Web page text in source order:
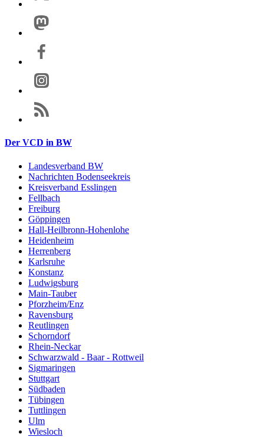
Der VCD in BW
Landesverband BW
Nachrichten Bodenseekreis
Kreisverband Esslingen
Fellbach
Freiburg
Göppingen
Hall-Heilbronn-Hohenlohe
Heidenheim
Herrenberg
Karlsruhe
Konstanz
Ludwigsburg
Main-Tauber
Pforzheim/Enz
Ravensburg
Reutlingen
Schorndorf
Rhein-Neckar
Schwarzwald - Baar - Rottweil
Sigmaringen
Stuttgart
Südbaden
Tübingen
Tuttlingen
Ulm
Wiesloch